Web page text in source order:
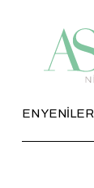
EN YENİLER